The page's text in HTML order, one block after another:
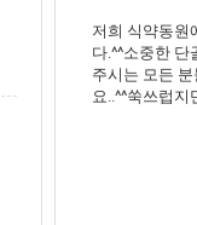
저희 식약동원
다.^^소중한
주시는 모든
요..^^쑥쓰럽지